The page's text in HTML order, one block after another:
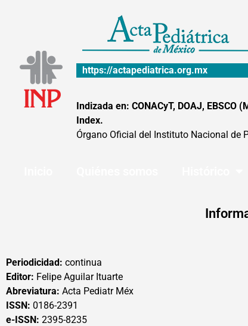
https://actapediatrica.org.mx
Indizada en: CONACyT, DOAJ, EBSCO
Index.
Órgano Oficial del Instituto Nacional de
Periodicidad: continua
Editor: Felipe Aguilar Ituarte
Abreviatura: Acta Pediatr Méx
ISSN: 0186-2391
e-ISSN: 2395-8235